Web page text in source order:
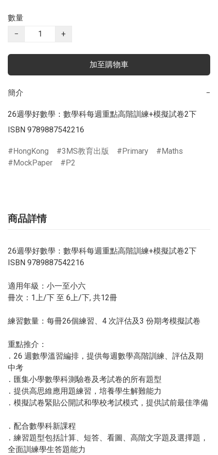
數量
−
+
加至購物車
簡介 −
26週學好數學：數學科每週重點高階訓練+模擬試卷2下
ISBN 9789887542216
HongKong 3MS教育出版 Primary
Maths
MockPaper
P2
商品詳情
26週學好數學：數學科每週重點高階訓練+模擬試卷2下
ISBN 9789887542216
適用年級：小一至小六
冊次：1上/下 至 6上/下, 共12冊
練習數量：每冊26個練習、4 次評估及3 份期考模擬試卷
重點推介：
․ 26 週數學溫習編排，提供每週數學高階訓練、評估及期
中考
․ 匯集小學數學科測驗卷及考試卷的所有題型
․ 提供高思維應用題練習，培養學生解難能力
․ 模擬試卷緊貼公開試和學校考試模式，提供試前最佳準備
․ 配合數學科新課程
․ 練習題型包括計算、短答、看圖、高階文字題及選擇題，
全面訓練學生答題能力